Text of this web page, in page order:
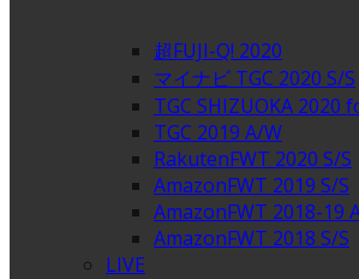
超FUJI-Q! 2020
マイナビ TGC 2020 S/S
TGC SHIZUOKA 2020
TGC 2019 A/W
RakutenFWT 2020 S/S
AmazonFWT 2019 S/S
AmazonFWT 2018-19
AmazonFWT 2018 S/S
LIVE